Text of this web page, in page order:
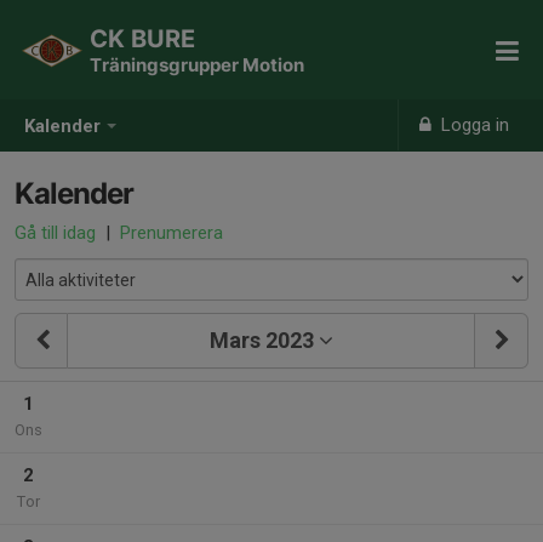
Kalender Logga in
CK BURE
Träningsgrupper Motion
Kalender
Gå till idag | Prenumerera
Mars 2023
1
Ons
2
Tor